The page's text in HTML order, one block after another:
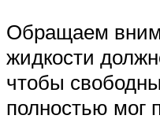
Обращаем
жидкости
чтобы
полностью мог